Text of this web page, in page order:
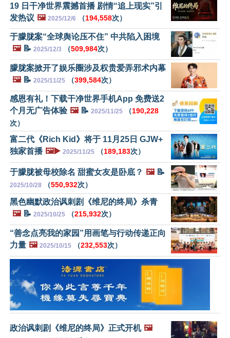
19 日干净世界震撼首播 剧情“追上现实”引
发热议 🖼️ 2025/12/6 （194,558次）
于朦胧案“全球舆论压不住” 中共陷入困境
🖼️📝 2025/12/3 （509,984次）
朦胧案掀开了娱乐圈涉及权贵爱弄邪术内幕
🖼️📝 2025/11/25 （399,584次）
感恩有礼！下载干净世界手机App 免费送2
个月无广告体验 🖼️📝 2025/11/25 （190,228
次）
富二代《Rich Kid》将于 11月25日 GJW+
独家首播 🖼️▶️ 2025/11/25 （189,183次）
于朦胧被母校除名 甜蜜女友是卧底？ 🖼️📝
2025/10/28 （550,932次）
黑色幽默政治讽刺剧《维尼的终局》杀青
🖼️📝 2025/10/25 （215,932次）
“善念点亮我的家园”用画笔与行动传递正向
力量 🖼️ 2025/10/15 （232,553次）
政治讽刺剧《维尼的终局》正式开机 🖼️